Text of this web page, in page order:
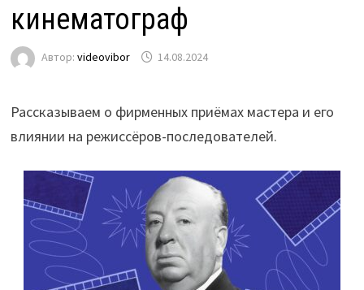
кинематограф
Автор: videovibor 14.08.2024
Рассказываем о фирменных приёмах мастера и его
влиянии на режиссёров-последователей.